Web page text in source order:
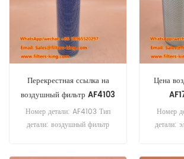
75CF250 75CF310 75CF360
85CF360 85CF410
85CF460 85CF510
XF105.410 XF105.460
XF105.510.
Перекрестная ссылка на
воздушный фильтр AF4103
Номер детали: AF4103 Тип
детали: воздушный фильтр
Цена
Номер
детали: